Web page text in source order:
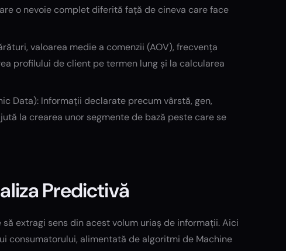
o nevoie complet diferită față de cineva care face
valoarea medie a comenzii (AOV), frecvența
profilului de client pe termen lung și la calcularea
Data): Informații declarate precum vârstă, gen,
la crearea unor segmente de bază peste care se
Predictivă
extragi sens din acest volum uriaș de informații. Aici
consumatorului, alimentată de algoritmi de Machine